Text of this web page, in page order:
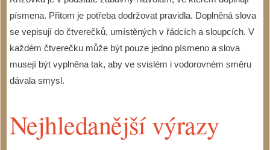
písmena. Přitom je potřeba dodržovat pravidla. Doplněná slova
se vepisují do čtverečků, umístěných v řádcích a sloupcích. V
každém čtverečku může být pouze jedno písmeno a slova
musejí být vyplněna tak, aby ve svislém i vodorovném směru
dávala smysl.
Nejhledanější výrazy